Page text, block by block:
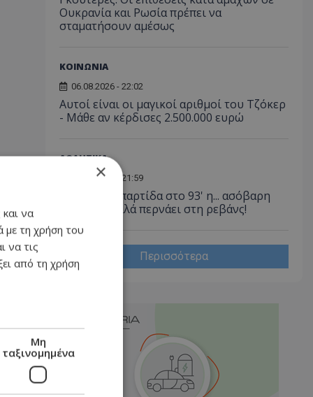
Ουκρανία και Ρωσία πρέπει να
σταματήσουν αμέσως
ΚΟΙΝΩΝΙΑ
06.08.2026 - 22:02
Αυτοί είναι οι μαγικοί αριθμοί του Τζόκερ
- Μάθε αν κέρδισες 2.500.000 ευρώ
ΑΘΛΗΤΙΚΑ
06.08.2026 - 21:59
Έσωσε την παρτίδα στο 93' η... ασόβαρη
Ομόνοια, αλλά περνάει στη ρεβάνς!
Περισσότερα
×
και να
με τη χρήση του
να τις
από τη χρήση
Μη
ταξινομημένα